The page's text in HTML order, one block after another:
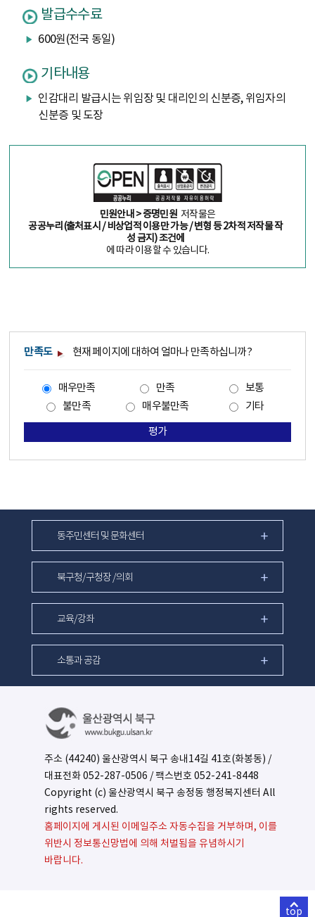
top
발급수수료
600원(전국 동일)
기타내용
인감대리 발급시는 위임장 및 대리인의 신분증, 위임자의
신분증 및 도장
민원안내 > 증명민원 저작물은
공공누리(출처표시 / 비상업적 이용만 가능 / 변형 등 2차적 저작물 작
성 금지) 조건에
에 따라 이용할 수 있습니다.
만족도 현재 페이지에 대하여 얼마나 만족하십니까?
매우만족 만족
보통
불만족
매우불만족 기타
평가
동주민센터 및 문화센터
북구청/구청장 /의회
교육/강좌
소통과 공감
주소 (44240) 울산광역시 북구 송내14길 41호(화봉동) /
대표전화052-287-0506 / 팩스번호 052-241-8448
Copyright (c) 울산광역시 북구 송정동 행정복지센터 All
rights reserved.
홈페이지에 게시된 이메일주소 자동수집을 거부하며, 이를
위반시 정보통신망법에 의해 처벌됨을 유념하시기
바랍니다.